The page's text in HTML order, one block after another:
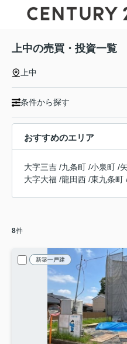
上中の売買・投資一覧
上中
条件から探す
おすすめのエリア
大字三吉 /九条町 /小泉町 /
大字大福 /龍田西 /東九条町
8件
新築一戸建